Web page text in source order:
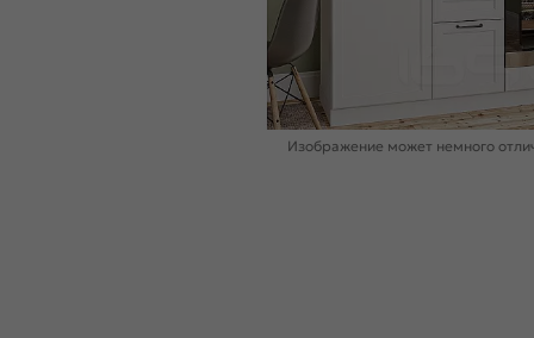
Изображение может немного